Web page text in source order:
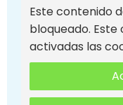
Este contenido
bloqueado.
activadas las